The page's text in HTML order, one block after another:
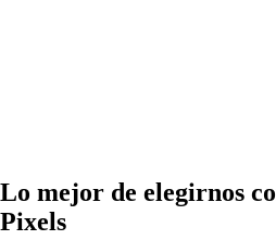
Lo mejor de elegirnos
Pixels